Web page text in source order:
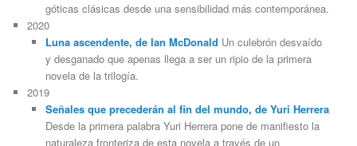
góticas clásicas desde una sensibilidad más contemporánea.
2020
Luna ascendente, de Ian McDonald Un culebrón desvaído
y desganado que apenas llega a ser un ripio de la primera
novela de la trilogía.
2019
Señales que precederán al fin del mundo, de Yuri Herrera
Desde la primera palabra Yuri Herrera pone de manifiesto la
naturaleza fronteriza de esta novela a través de un